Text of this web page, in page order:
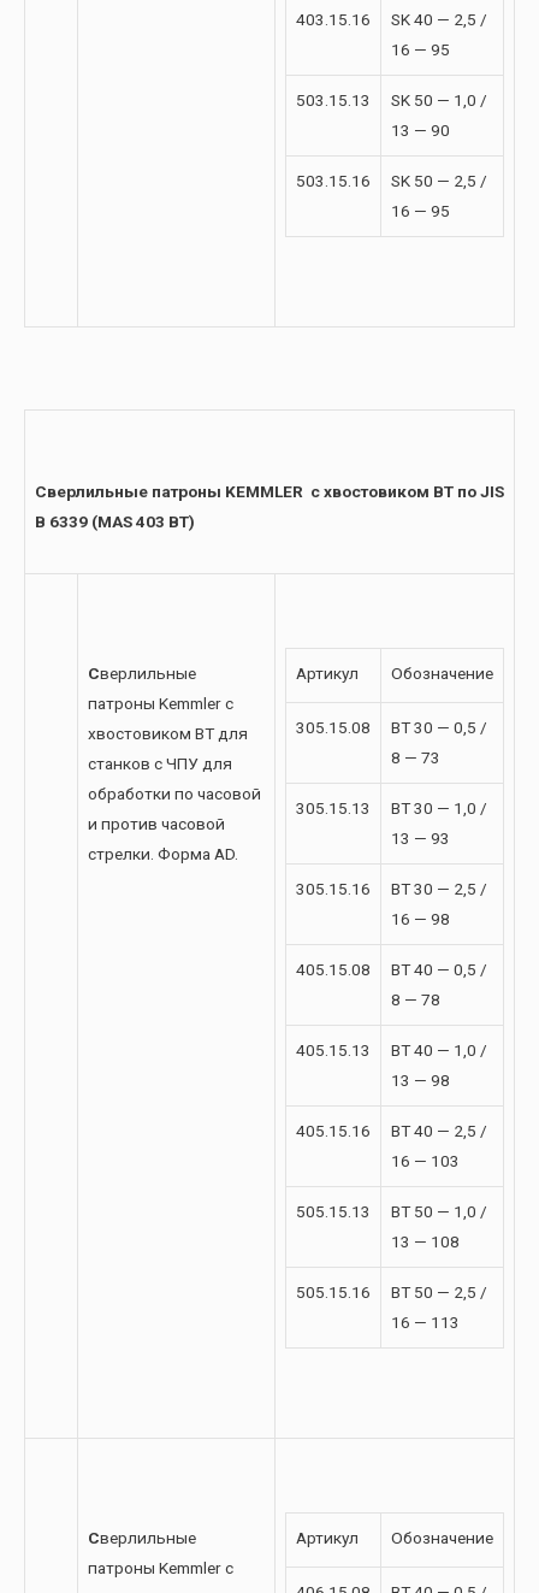
403.15.16
SK 40 — 2,5 /
16 — 95
503.15.13
SK 50 — 1,0 /
13 — 90
503.15.16
SK 50 — 2,5 /
16 — 95
Сверлильные патроны KEMMLER с хвостовиком BT по JIS
B 6339 (MAS 403 BT)
Сверлильные
патроны Kemmler с
хвостовиком BT для
станков с ЧПУ для
обработки по часовой
и против часовой
стрелки. Форма AD.
Артикул Обозначение
305.15.08
BT 30 — 0,5 /
8 — 73
305.15.13
BT 30 — 1,0 /
13 — 93
305.15.16
BT 30 — 2,5 /
16 — 98
405.15.08
BT 40 — 0,5 /
8 — 78
405.15.13
BT 40 — 1,0 /
13 — 98
405.15.16
BT 40 — 2,5 /
16 — 103
505.15.13
BT 50 — 1,0 /
13 — 108
505.15.16
BT 50 — 2,5 /
16 — 113
Сверлильные
патроны Kemmler с
Артикул Обозначение